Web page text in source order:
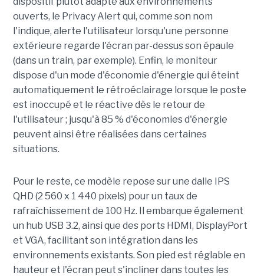
ouverts, le Privacy Alert qui, comme son nom
l'indique, alerte l'utilisateur lorsqu'une personne
extérieure regarde l'écran par-dessus son épaule
(dans un train, par exemple). Enfin, le moniteur
dispose d'un mode d'économie d'énergie qui éteint
automatiquement le rétroéclairage lorsque le poste
est inoccupé et le réactive dès le retour de
l'utilisateur ; jusqu'à 85 % d'économies d'énergie
peuvent ainsi être réalisées dans certaines
situations.
Pour le reste, ce modèle repose sur une dalle IPS
QHD (2 560 x 1 440 pixels) pour un taux de
rafraîchissement de 100 Hz. Il embarque également
un hub USB 3.2, ainsi que des ports HDMI, DisplayPort
et VGA, facilitant son intégration dans les
environnements existants. Son pied est réglable en
hauteur et l'écran peut s'incliner dans toutes les